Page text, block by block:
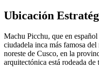
Ubicación
Machu Picchu, que en
ciudadela inca más famosa
noreste de Cusco, en la
arquitectónica está rodeada de